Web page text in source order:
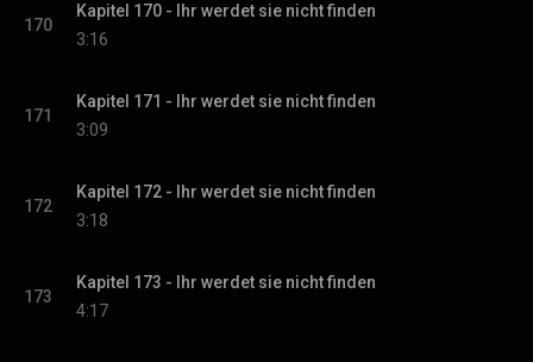
170
Kapitel 170 - Ihr werdet sie nicht finden
3:16
171
Kapitel 171 - Ihr werdet sie nicht finden
3:09
172
Kapitel 172 - Ihr werdet sie nicht finden
3:18
173
Kapitel 173 - Ihr werdet sie nicht finden
4:17